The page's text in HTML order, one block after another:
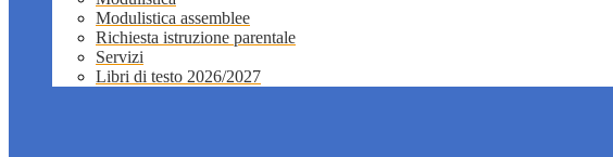
Modulistica assemblee
Richiesta istruzione parentale
Servizi
Libri di testo 2026/2027